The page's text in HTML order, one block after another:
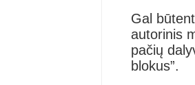
Gal
autorinis
pačių
blokus”.